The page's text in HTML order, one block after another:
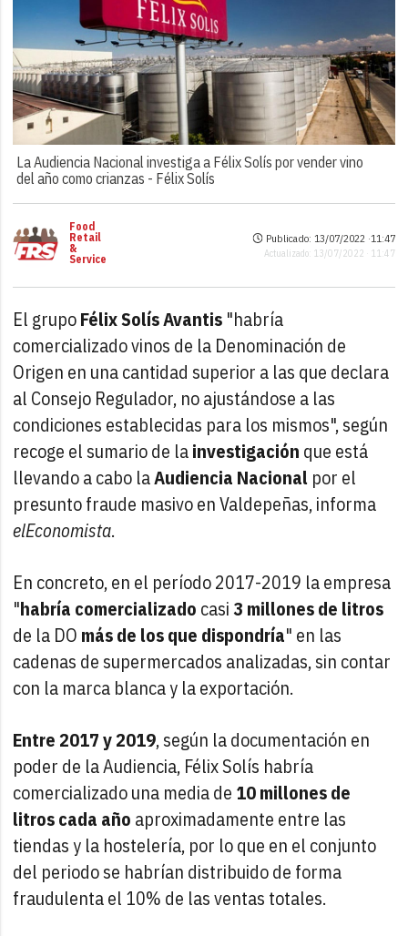
La Audiencia Nacional investiga a Félix Solís por vender vino
del año como crianzas - Félix Solís
Food
Retail
&
Service
Publicado: 13/07/2022 ·11:47
Actualizado: 13/07/2022 · 11:47
El grupoFélix Solís Avantis "habría
comercializado vinos de la Denominación de
Origen en una cantidad superior a las que declara
al Consejo Regulador, no ajustándose a las
condiciones establecidas para los mismos", según
recoge el sumario de lainvestigación que está
llevando a cabo laAudiencia Nacional por el
presunto fraude masivo en Valdepeñas, informa
elEconomista.
En concreto, en el período 2017-2019 la empresa
"habría comercializado casi3 millones de litros
de la DO más de los que dispondría" en las
cadenas de supermercados analizadas, sin contar
con la marca blanca y la exportación.
Entre 2017 y 2019, según la documentación en
poder de la Audiencia, Félix Solís habría
comercializado una media de 10 millones de
litros cada año aproximadamente entre las
tiendas y la hostelería, por lo que en el conjunto
del periodo se habrían distribuido de forma
fraudulenta el 10% de las ventas totales.